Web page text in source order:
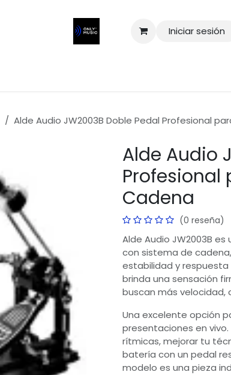
Iniciar sesión
Alde Audio JW2003B Doble Pedal Profesional
Alde Audio
Profesional
Cadena
(0 reseña)
Alde Audio JW2003B
con sistema de
estabilidad y
brinda una sensación
buscan más velocidad,
Una excelente opción
presentaciones en
rítmicas, mejorar tu
batería con un pedal
modelo es una pieza